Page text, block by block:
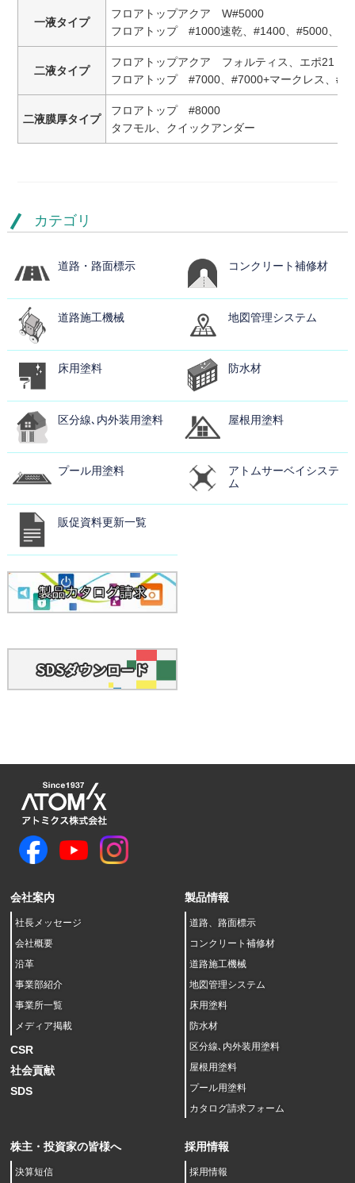
カテゴリ
道路・路面標示 コンクリート補修材
道路施工機械 地図管理システム
床用塗料 防水材
区分線､内外装用塗料 屋根用塗料
プール用塗料
アトムサーベイシステ
ム
販促資料更新一覧
一液タイプ
フロアトップアクア W#5000
フロアトップ #1000速乾、#1400、#5000、
二液タイプ
フロアトップアクア フォルティス、エポ21
フロアトップ #7000、#7000+マークレス、
二液膜厚タイプ
フロアトップ #8000
タフモル、クイックアンダー
会社案内
社長メッセージ
会社概要
沿革
事業部紹介
事業所一覧
メディア掲載
CSR
社会貢献
SDS
製品情報
道路、路面標示
コンクリート補修材
道路施工機械
地図管理システム
床用塗料
防水材
区分線､内外装用塗料
屋根用塗料
プール用塗料
カタログ請求フォーム
株主・投資家の皆様へ
決算短信
採用情報
採用情報